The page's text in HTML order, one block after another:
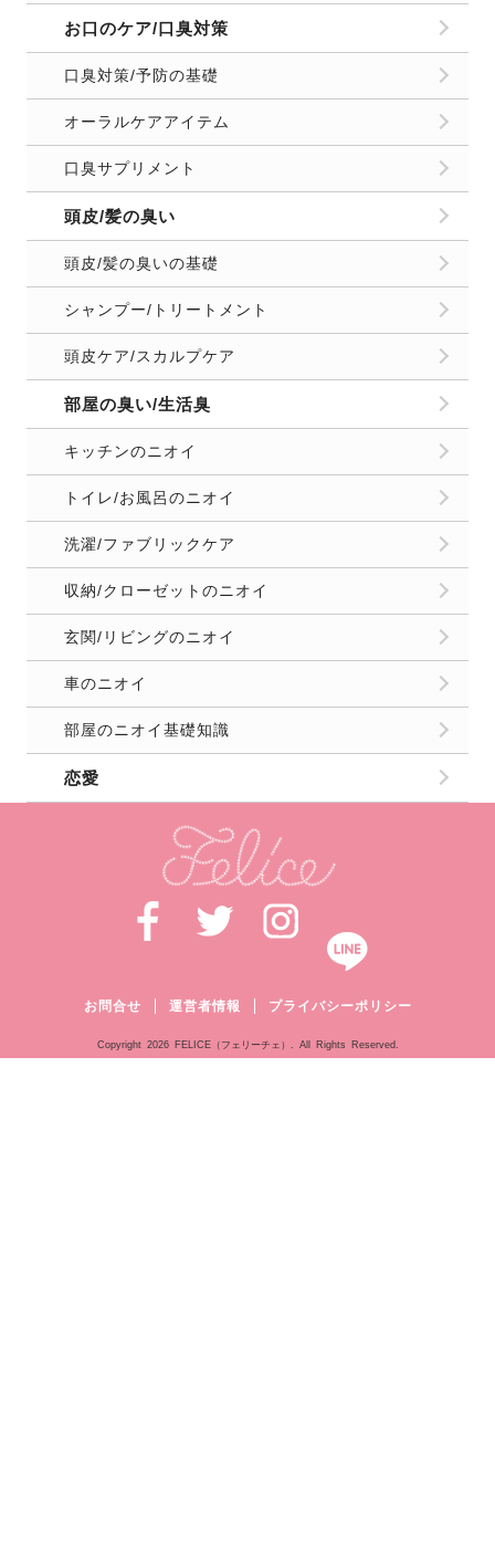
お口のケア/口臭対策
口臭対策/予防の基礎
オーラルケアアイテム
口臭サプリメント
頭皮/髪の臭い
頭皮/髪の臭いの基礎
シャンプー/トリートメント
頭皮ケア/スカルプケア
部屋の臭い/生活臭
キッチンのニオイ
トイレ/お風呂のニオイ
洗濯/ファブリックケア
収納/クローゼットのニオイ
玄関/リビングのニオイ
車のニオイ
部屋のニオイ基礎知識
恋愛
お問合せ 運営者情報 プライバシーポリシー
Copyright 2026 FELICE（フェリーチェ）. All Rights Reserved.